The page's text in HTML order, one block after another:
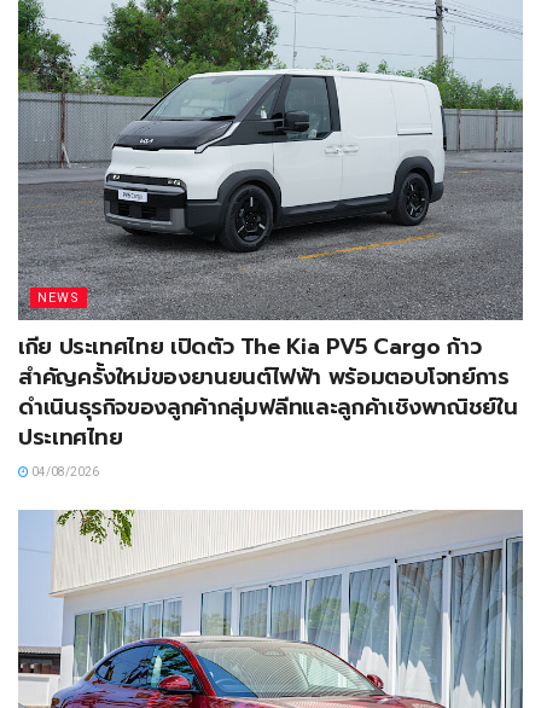
NEWS
เกีย ประเทศไทย เปิดตัว The Kia PV5 Cargo ก้าว
สำคัญครั้งใหม่ของยานยนต์ไฟฟ้า พร้อมตอบโจทย์การ
ดำเนินธุรกิจของลูกค้ากลุ่มฟลีทและลูกค้าเชิงพาณิชย์ใน
ประเทศไทย
04/08/2026